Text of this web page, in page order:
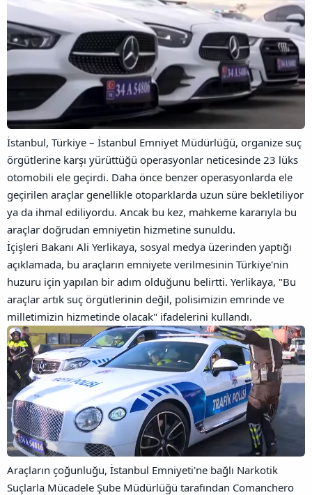
ı
n
K
a
l
a
İstanbul, Türkiye – İstanbul Emniyet Müdürlüğü, organize suç
örgütlerine karşı yürüttüğü operasyonlar neticesinde 23 lüks
otomobili ele geçirdi. Daha önce benzer operasyonlarda ele
geçirilen araçlar genellikle otoparklarda uzun süre bekletiliyor
ya da ihmal ediliyordu. Ancak bu kez, mahkeme kararıyla bu
araçlar doğrudan emniyetin hizmetine sunuldu.
İçişleri Bakanı Ali Yerlikaya, sosyal medya üzerinden yaptığı
açıklamada, bu araçların emniyete verilmesinin Türkiye'nin
huzuru için yapılan bir adım olduğunu belirtti. Yerlikaya, "Bu
araçlar artık suç örgütlerinin değil, polisimizin emrinde ve
milletimizin hizmetinde olacak" ifadelerini kullandı.
Araçların çoğunluğu, İstanbul Emniyeti'ne bağlı Narkotik
Suçlarla Mücadele Şube Müdürlüğü tarafından Comanchero